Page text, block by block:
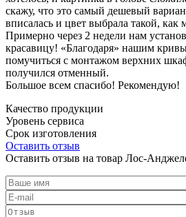
скажу, что это самый дешевый
вписалась и цвет выбрала такой, как
Примерно через 2 недели нам
красавицу! «Благодаря» нашим
помучиться с монтажом верхних
получился отменный.
Большое всем спасибо! Рекомендую!
Качество продукции
Уровень сервиса
Срок изготовления
Оставить отзыв
Оставить отзыв на товар Лос-